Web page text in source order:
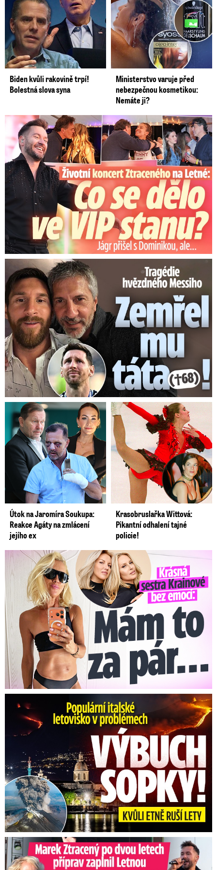
Biden kvůli rakovině trpí!
Bolestná slova syna
Ministerstvo varuje před
nebezpečnou kosmetikou:
Nemáte ji?
Koncert Ztraceného na Letné: Jágr přišel s Dominikou, ale...
Tragédie hvězdného Messiho: Zemřel mu táta (†68)!
Útok na Jaromíra Soukupa:
Reakce Agáty na zmlácení
jejího ex
Krasobruslařka Wittová:
Pikantní odhalení tajné
policie!
Krásná sestra Krainové bez emocí: Mám to za pár…
Erupce sicilské sopky Etny: Ruší desítky letů
Marek Ztracený na Letné: Pártlová stopla koncert